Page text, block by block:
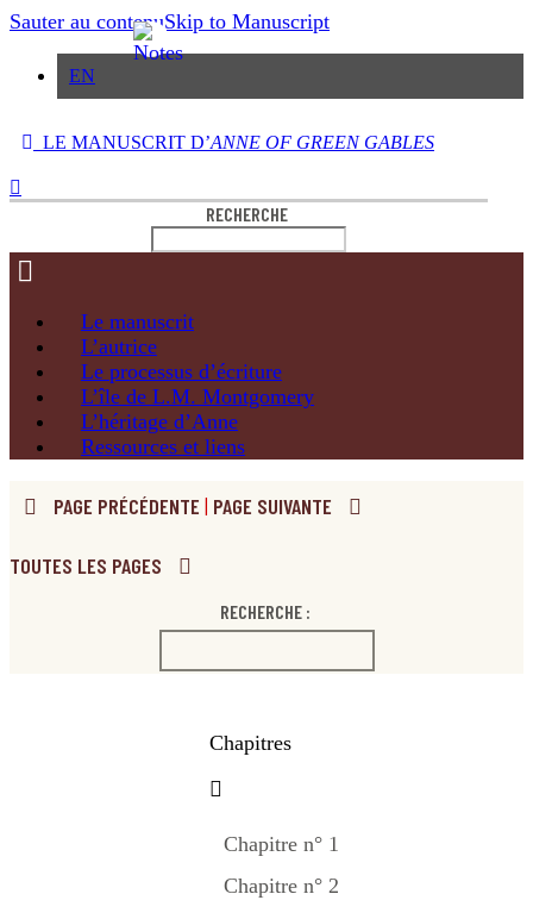
Sauter au contenuSkip to Manuscript
EN
LE MANUSCRIT D’ANNE OF GREEN GABLES
RECHERCHE
Le manuscrit
L’autrice
Le processus d’écriture
L’île de L.M. Montgomery
L’héritage d’Anne
Ressources et liens
PAGE PRÉCÉDENTE | PAGE SUIVANTE
TOUTES LES PAGES
RECHERCHE :
Chapitres
Chapitre n° 1
Chapitre n° 2